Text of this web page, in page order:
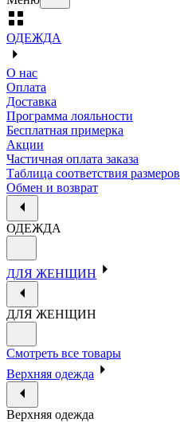
ОДЕЖДА
О нас
Оплата
Доставка
Программа лояльности
Бесплатная примерка
Акции
Частичная оплата заказа
Таблица соответствия размеров
Обмен и возврат
ОДЕЖДА
ДЛЯ ЖЕНЩИН
ДЛЯ ЖЕНЩИН
Смотреть все товары
Верхняя одежда
Верхняя одежда